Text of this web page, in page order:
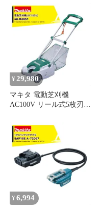
10枚入 抗菌 A-48511 マキ
タ掃除機紙パック マキタ
紙パック マキタ掃除機パ
ック 大掃除 交換用 消耗
品 コードレス
¥ 29,980
マキタ 電動芝刈機
AC100V リール式5枚刃
280mm/高さ5-55mm
MLM2851 芝刈り機
¥ 6,994